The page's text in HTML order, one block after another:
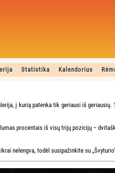
Statistika Kalendorius
į kurią patenka tik geriausi iš
procentais iš visų trijų pozicijų –
nelengva, todėl susipažinkite su